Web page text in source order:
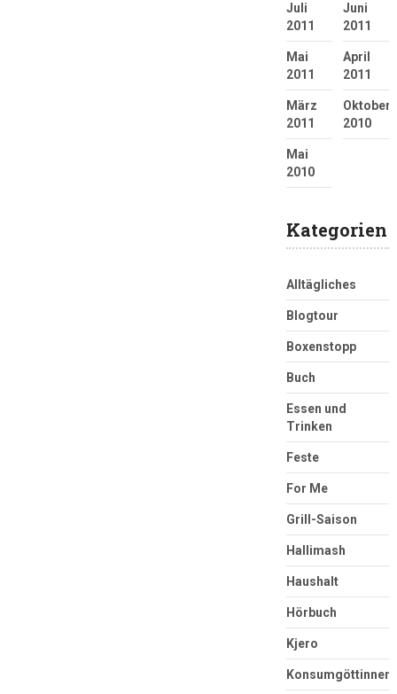
Juli
2011
Juni
2011
Mai
2011
April
2011
März
2011
Oktober
2010
Mai
2010
Kategorien
Alltägliches
Blogtour
Boxenstopp
Buch
Essen und
Trinken
Feste
For Me
Grill-Saison
Hallimash
Haushalt
Hörbuch
Kjero
Konsumgöttinnen